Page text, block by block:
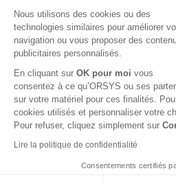
Nous utilisons des cookies ou des
technologies similaires pour améliorer
navigation ou vous proposer des
publicitaires personnalisés.
En cliquant sur OK pour moi vous
consentez à ce qu’ORSYS ou ses
sur votre matériel pour ces finalités.
cookies utilisés et personnaliser votre
Pour refuser, cliquez simplement sur
Lire la politique de confidentialité
Consentements certifiés